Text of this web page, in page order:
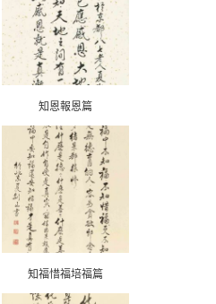
知恩報恩篇
知福惜福培福篇